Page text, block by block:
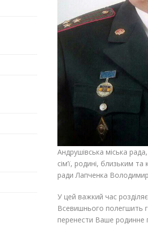
Андрушівська міська
сім’ї, родині, близьким
ради Лапченка
У цей важкий час
Всевишнього полегшить
перенести Ваше родинне